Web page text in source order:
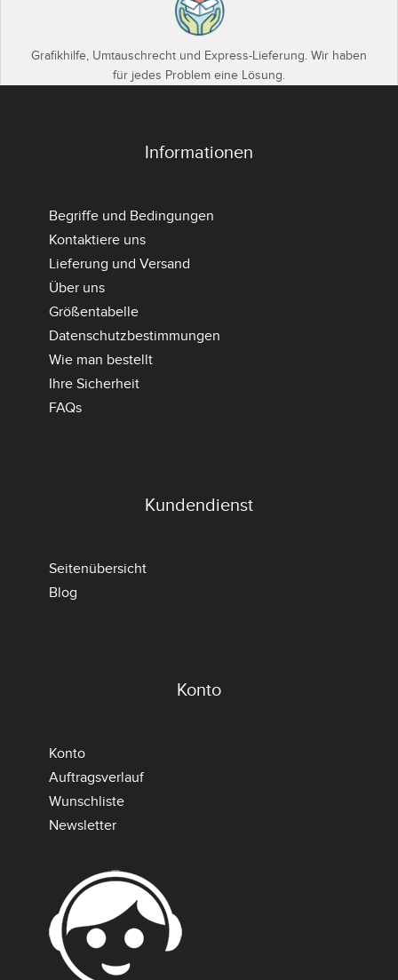
Grafikhilfe, Umtauschrecht und Express-Lieferung. Wir haben
für jedes Problem eine Lösung.
Informationen
Begriffe und Bedingungen
Kontaktiere uns
Lieferung und Versand
Über uns
Größentabelle
Datenschutzbestimmungen
Wie man bestellt
Ihre Sicherheit
FAQs
Kundendienst
Seitenübersicht
Blog
Konto
Konto
Auftragsverlauf
Wunschliste
Newsletter